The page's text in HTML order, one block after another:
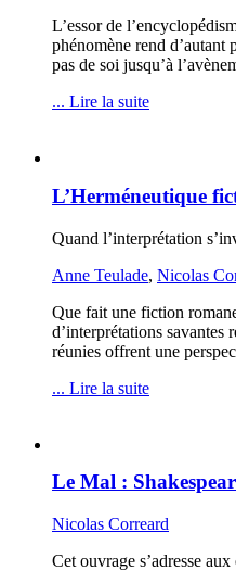
L’essor de
phénomène rend d’autant
pas de soi jusqu’à
... Lire la suite
L’Herméneutique
Quand l’interprétation
Anne Teulade, Nicolas
Que fait une fiction
d’interprétations
réunies offrent une
... Lire la suite
Le Mal :
Nicolas Correard
Cet ouvrage s’adresse